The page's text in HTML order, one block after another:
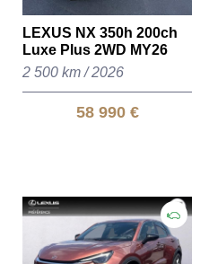
LEXUS NX 350h 200ch
Luxe Plus 2WD MY26
2 500 km / 2026
58 990 €